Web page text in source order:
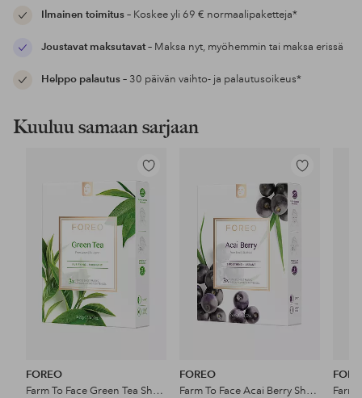
Ilmainen toimitus– Koskee yli 69 € normaalipaketteja*
Joustavat maksutavat– Maksa nyt, myöhemmin tai maksa erissä
Helppo palautus– 30 päivän vaihto- ja palautusoikeus*
Kuuluu samaan sarjaan
Lisää
suosikkeihin
FOREO
Farm To Face Green Tea Sheet Mask
Lisää
suosikkeihin
FOREO
Farm To Face Acai Berry Sheet Mask